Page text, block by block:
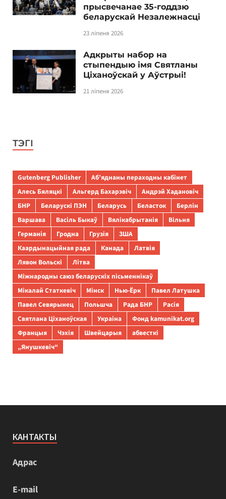
прысвечанае 35-годдзю
беларускай Незалежнасці
23 ліпеня 2026
Адкрыты набор на
стыпендыю імя Святланы
Ціханоўскай у Аўстрыі!
21 ліпеня 2026
ТЭГІ
Gutenberg Publisher
Аб’яднаны пераходны кабінет
Алесь Бяляцкі
Альгерд Бахарэвіч
Андрэй Хадановіч
БНР
Беларускі ПЭН Беларусь Беласток
Берлін
Варшава
Васіль Быкаў Вялікабрытанія
Вільня
Германія
Гродна Грузія
ЗША
Каардынацыйная рада
Канада
Латвія
Лявон Вольскі
Літва
Міжнародны саюз беларускіх пісьменнікаў
Мікалай Статкевіч
Мінск Нью-Ёрк
Павел Латушка
Павел Севярынец
Польшча Рада БНР
Расія
Святлана Ціханоўская
Украіна
Фонд kamunikat.org
Францыя
Чэхія Швейцарыя
абвесткі
„Янушкевіч“
КАНТАКТЫ
Адрас
E-mail